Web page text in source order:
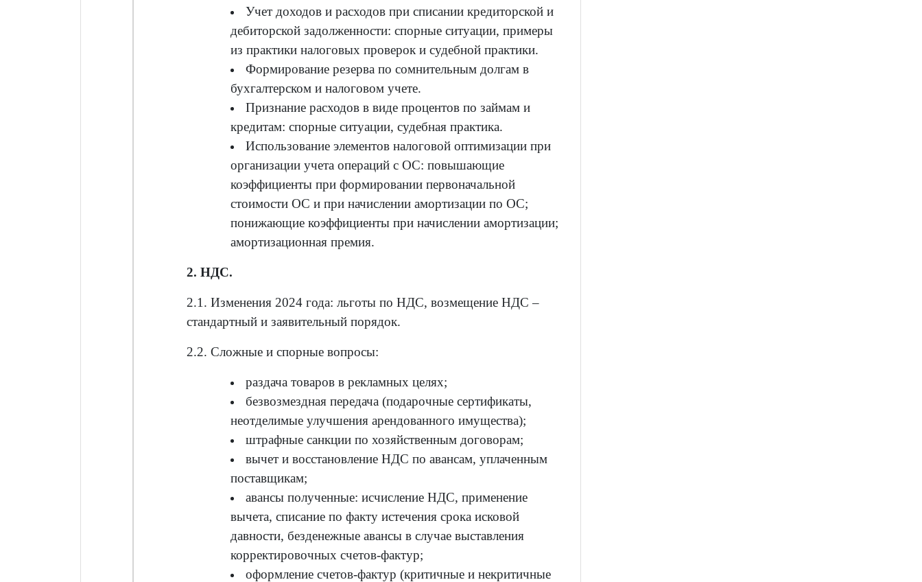
Учет доходов и расходов при списании кредиторской и
дебиторской задолженности: спорные ситуации, примеры
из практики налоговых проверок и судебной практики.
Формирование резерва по сомнительным долгам в
бухгалтерском и налоговом учете.
Признание расходов в виде процентов по займам и
кредитам: спорные ситуации, судебная практика.
Использование элементов налоговой оптимизации при
организации учета операций с ОС: повышающие
коэффициенты при формировании первоначальной
стоимости ОС и при начислении амортизации по ОС;
понижающие коэффициенты при начислении амортизации;
амортизационная премия.
2. НДС.
2.1. Изменения 2024 года: льготы по НДС, возмещение НДС –
стандартный и заявительный порядок.
2.2. Сложные и спорные вопросы:
раздача товаров в рекламных целях;
безвозмездная передача (подарочные сертификаты,
неотделимые улучшения арендованного имущества);
штрафные санкции по хозяйственным договорам;
вычет и восстановление НДС по авансам, уплаченным
поставщикам;
авансы полученные: исчисление НДС, применение
вычета, списание по факту истечения срока исковой
давности, безденежные авансы в случае выставления
корректировочных счетов-фактур;
оформление счетов-фактур (критичные и некритичные